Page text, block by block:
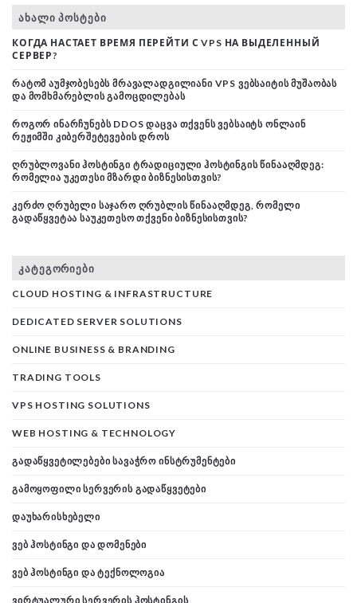
ᲐᲮᲐᲚᲘ ᲞᲝᲡᲢᲔᲑᲘ
КОГДА НАСТАЕТ ВРЕМЯ ПЕРЕЙТИ С VPS НА ВЫДЕЛЕННЫЙ
СЕРВЕР?
ᲠᲐᲢᲝᲛ ᲐᲣᲛᲯᲝᲑᲔᲡᲔᲑᲡ ᲛᲠᲐᲕᲐᲚᲐᲓᲒᲘᲚᲘᲐᲜᲘ VPS ᲕᲔᲑᲡᲐᲘᲢᲘᲡ ᲛᲣᲨᲐᲝᲑᲐᲡ
ᲓᲐ ᲛᲝᲛᲮᲛᲐᲠᲔᲑᲚᲘᲡ ᲒᲐᲛᲝᲪᲓᲘᲚᲔᲑᲐᲡ
ᲠᲝᲒᲝᲠ ᲘᲜᲐᲠᲩᲣᲜᲔᲑᲡ DDOS ᲓᲐᲪᲕᲐ ᲗᲥᲕᲔᲜᲡ ᲕᲔᲑᲡᲐᲘᲢᲡ ᲝᲜᲚᲐᲘᲜ
ᲠᲔᲟᲘᲛᲨᲘ ᲙᲘᲑᲔᲠᲨᲔᲢᲔᲕᲔᲑᲘᲡ ᲓᲠᲝᲡ
ᲦᲠᲣᲑᲚᲝᲕᲐᲜᲘ ᲰᲝᲡᲢᲘᲜᲒᲘ ᲢᲠᲐᲓᲘᲪᲘᲣᲚᲘ ᲰᲝᲡᲢᲘᲜᲒᲘᲡ ᲬᲘᲜᲐᲐᲦᲛᲓᲔᲒ:
ᲠᲝᲛᲔᲚᲘᲐ ᲣᲙᲔᲗᲔᲡᲘ ᲛᲖᲐᲠᲓᲘ ᲑᲘᲖᲜᲔᲡᲘᲡᲗᲕᲘᲡ?
ᲙᲔᲠᲫᲝ ᲦᲠᲣᲑᲔᲚᲘ ᲡᲐᲯᲐᲠᲝ ᲦᲠᲣᲑᲚᲘᲡ ᲬᲘᲜᲐᲐᲦᲛᲓᲔᲒ, ᲠᲝᲛᲔᲚᲘ
ᲒᲐᲓᲐᲬᲧᲕᲔᲢᲐᲐ ᲡᲐᲣᲙᲔᲗᲔᲡᲝ ᲗᲥᲕᲔᲜᲘ ᲑᲘᲖᲜᲔᲡᲘᲡᲗᲕᲘᲡ?
ᲙᲐᲢᲔᲒᲝᲠᲘᲔᲑᲘ
CLOUD HOSTING & INFRASTRUCTURE
DEDICATED SERVER SOLUTIONS
ONLINE BUSINESS & BRANDING
TRADING TOOLS
VPS HOSTING SOLUTIONS
WEB HOSTING & TECHNOLOGY
ᲒᲐᲓᲐᲬᲧᲕᲔᲢᲘᲚᲔᲑᲔᲑᲘ ᲡᲐᲕᲐᲭᲠᲝ ᲘᲜᲡᲢᲠᲣᲛᲔᲜᲢᲔᲑᲘ
ᲒᲐᲛᲝᲧᲝᲤᲘᲚᲘ ᲡᲔᲠᲕᲔᲠᲘᲡ ᲒᲐᲓᲐᲬᲧᲕᲔᲢᲔᲑᲘ
ᲓᲐᲣᲮᲐᲠᲘᲡᲮᲔᲑᲔᲚᲘ
ᲕᲔᲑ ᲰᲝᲡᲢᲘᲜᲒᲘ ᲓᲐ ᲓᲝᲛᲔᲜᲔᲑᲘ
ᲕᲔᲑ ᲰᲝᲡᲢᲘᲜᲒᲘ ᲓᲐ ᲢᲔᲥᲜᲝᲚᲝᲒᲘᲐ
ᲕᲘᲠᲢᲣᲐᲚᲣᲠᲘ ᲡᲔᲠᲕᲔᲠᲘᲡ ᲰᲝᲡᲢᲘᲜᲒᲘᲡ